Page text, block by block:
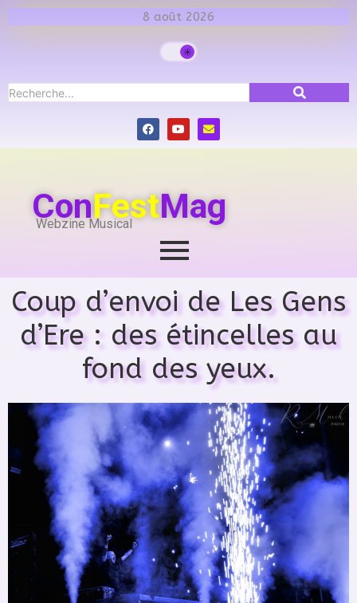
8 août 2026
ConFestMag
Webzine Musical
Coup d’envoi de Les Gens
d’Ere : des étincelles au
fond des yeux.